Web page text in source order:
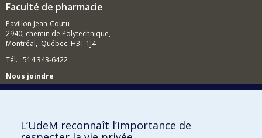
Faculté de pharmacie
Pavillon Jean-Coutu
2940, chemin de Polytechnique,
Montréal, Québec H3T 1J4
Tél. : 514 343-6422
Nous joindre
Nous trouver
L’UdeM reconnaît l’importance de